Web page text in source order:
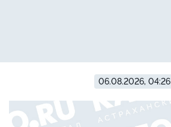
06.08.2026, 04:26